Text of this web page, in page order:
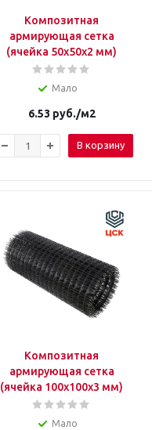
Композитная
армирующая сетка
(ячейка 50х50х2 мм)
Мало
6.53 руб./м2
В корзину
Композитная
армирующая сетка
(ячейка 100х100х3 мм)
Мало